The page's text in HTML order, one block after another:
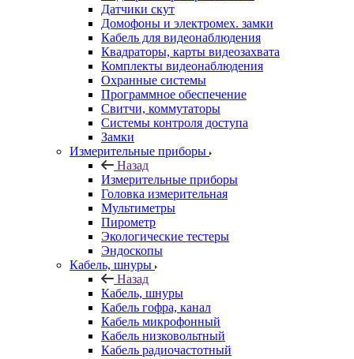
Датчики скут
Домофоны и электромех. замки
Кабель для видеонаблюдения
Квадраторы, карты видеозахвата
Комплекты видеонаблюдения
Охранные системы
Программное обеспечение
Свитчи, коммутаторы
Системы контроля доступа
Замки
Измерительные приборы
Назад
Измерительные приборы
Головка измерительная
Мультиметры
Пирометр
Экологические тестеры
Эндоскопы
Кабель, шнуры
Назад
Кабель, шнуры
Кабель гофра, канал
Кабель микрофонный
Кабель низковольтный
Кабель радиочастотный